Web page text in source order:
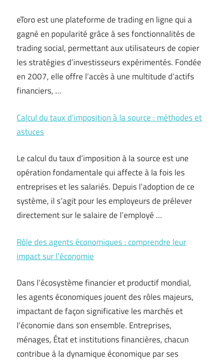
eToro est une plateforme de trading en ligne qui a
gagné en popularité grâce à ses fonctionnalités de
trading social, permettant aux utilisateurs de copier
les stratégies d’investisseurs expérimentés. Fondée
en 2007, elle offre l’accès à une multitude d’actifs
financiers, …
Calcul du taux d’imposition à la source : méthodes et
astuces
Le calcul du taux d’imposition à la source est une
opération fondamentale qui affecte à la fois les
entreprises et les salariés. Depuis l’adoption de ce
système, il s’agit pour les employeurs de prélever
directement sur le salaire de l’employé …
Rôle des agents économiques : comprendre leur
impact sur l’économie
Dans l’écosystème financier et productif mondial,
les agents économiques jouent des rôles majeurs,
impactant de façon significative les marchés et
l’économie dans son ensemble. Entreprises,
ménages, État et institutions financières, chacun
contribue à la dynamique économique par ses